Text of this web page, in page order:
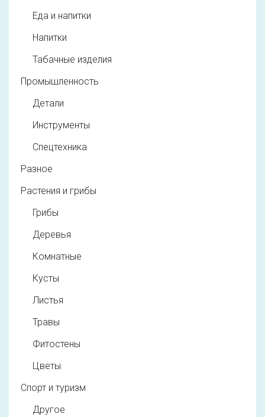
Еда и напитки
Напитки
Табачные изделия
Промышленность
Детали
Инструменты
Спецтехника
Разное
Растения и грибы
Грибы
Деревья
Комнатные
Кусты
Листья
Травы
Фитостены
Цветы
Спорт и туризм
Другое